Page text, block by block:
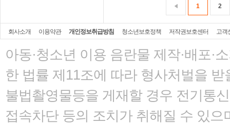
1 2
회사소개 이용약관 개인정보취급방침 청소년보호정책 저작권보호센터 고객
아동·청소년 이용 음란물 제작·배포·
한 법률 제11조에 따라 형사처벌을 받
불법촬영물등을 게재할 경우 전기통
접속차단 등의 조치가 취해질 수 있으